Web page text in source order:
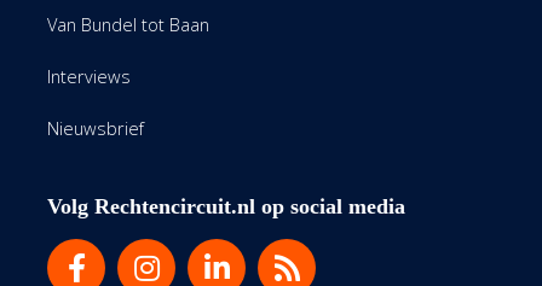
Van Bundel tot Baan
Interviews
Nieuwsbrief
Volg Rechtencircuit.nl op social media